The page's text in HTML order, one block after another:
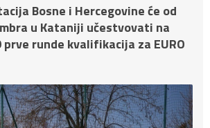
Bosne i Hercegovine će od
u Kataniji učestvovati na
runde kvalifikacija za EURO